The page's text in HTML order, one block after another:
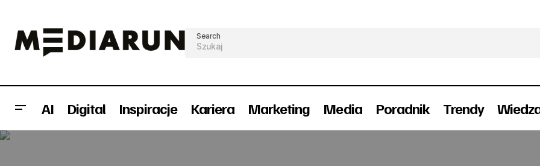
Search
AI Digital Inspiracje Kariera Marketing Media Poradnik Trendy